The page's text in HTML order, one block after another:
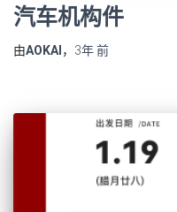
汽车机构件
由AOKAI ， 3年前